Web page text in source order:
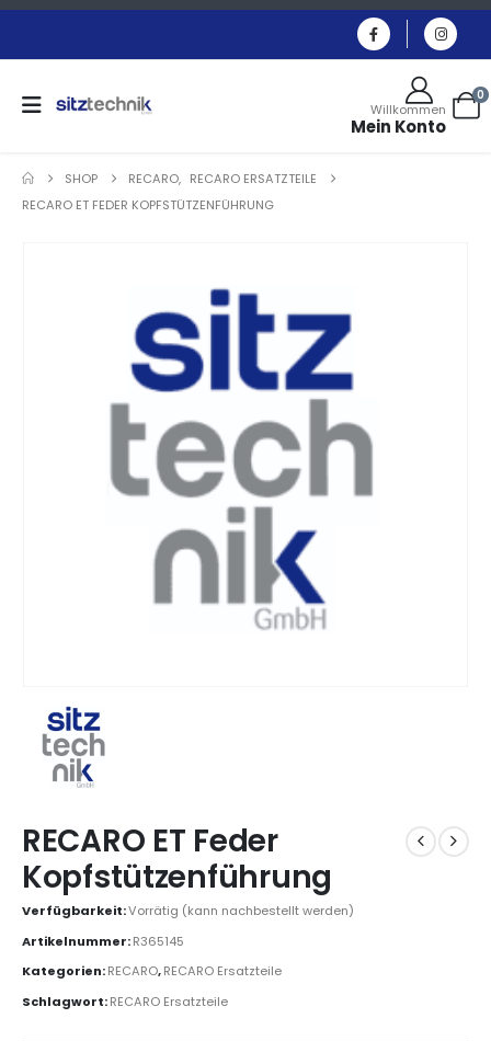
Willkommen
Mein Konto
0
SHOP RECARO, RECARO ERSATZTEILE
RECARO ET FEDER KOPFSTÜTZENFÜHRUNG
RECARO ET Feder
Kopfstützenführung
Verfügbarkeit:Vorrätig (kann nachbestellt werden)
Artikelnummer:R365145
Kategorien:RECARO,RECARO Ersatzteile
Schlagwort:RECARO Ersatzteile